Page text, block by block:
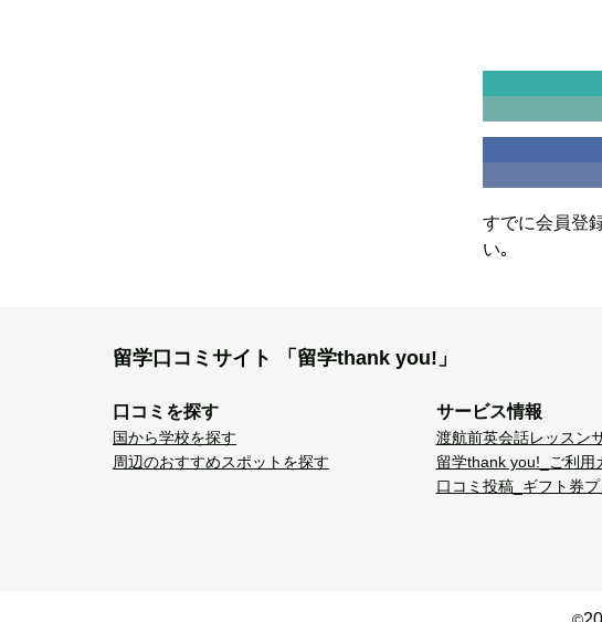
すでに会員登
い｡
留学口コミサイト 「留学thank you!」
口コミを探す
国から学校を探す
周辺のおすすめスポットを探す
サービス情報
渡航前英会話レッスン
留学thank you!_ご利用
口コミ投稿_ギフト券プ